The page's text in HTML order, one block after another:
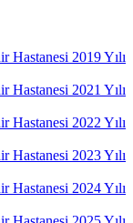
Hastanesi 2019 Yılı
Hastanesi 2021 Yılı
Hastanesi 2022 Yılı
Hastanesi 2023 Yılı
Hastanesi 2024 Yılı